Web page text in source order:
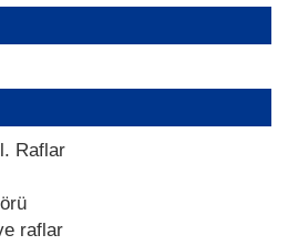
Raflar
raflar